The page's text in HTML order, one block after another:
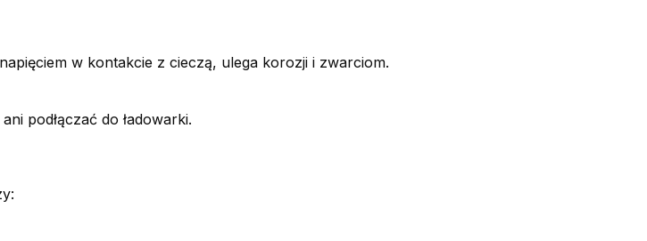
w kontakcie z cieczą, ulega korozji i zwarciom.
podłączać do ładowarki.